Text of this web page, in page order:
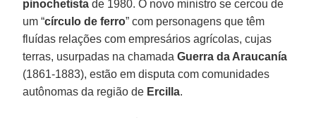
pinochetista de 1980. O novo ministro se cercou de
um “círculo de ferro” com personagens que têm
fluídas relações com empresários agrícolas, cujas
terras, usurpadas na chamadaGuerra da Araucanía
(1861-1883), estão em disputa com comunidades
autônomas da região de Ercilla.